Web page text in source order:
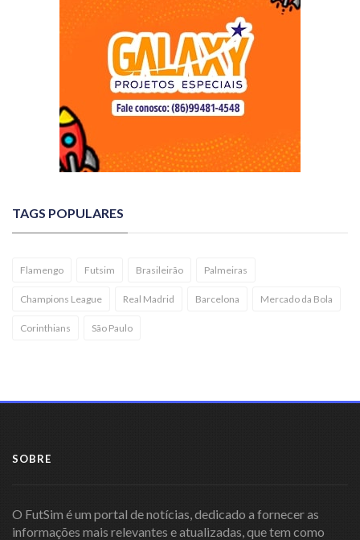
TAGS POPULARES
Flamengo Futsim Brasileirão Palmeiras
Champions League Real Madrid Barcelona Mercado da Bola
Corinthians São Paulo
SOBRE
O FutSim é um portal de notícias, dedicado a fornecer as
informações mais relevantes e atualizadas, que tem como